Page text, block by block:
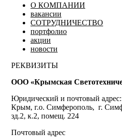
О КОМПАНИИ
вакансии
СОТРУДНИЧЕСТВО
портфолио
акции
новости
РЕКВИЗИТЫ
ООО «Крымская
Юридический и почтовый адрес:
Крым, г.о. Симферополь, г.
зд.2, к.2, помещ. 224
Почтовый адрес